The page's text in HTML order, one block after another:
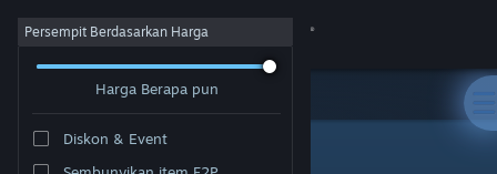
Login
Persempit Berdasarkan Harga
Harga Berapa pun
Diskon & Event